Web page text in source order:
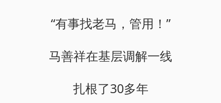
“有事找老马，管用！”
马善祥在基层调解一线
扎根了30多年